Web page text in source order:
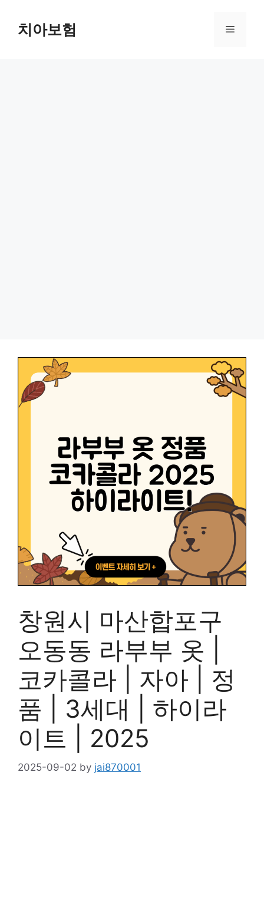
content치아보험 Menu
창원시 마산합포구
오동동 라부부 옷 |
코카콜라 | 자아 | 정
품 | 3세대 | 하이라
이트 | 2025
2025-09-02 by jai870001